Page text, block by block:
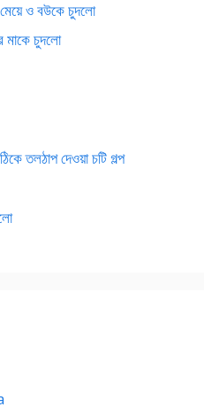
ও বউকে চুদলো
মাকে চুদলো
দেওয়া চটি গল্প